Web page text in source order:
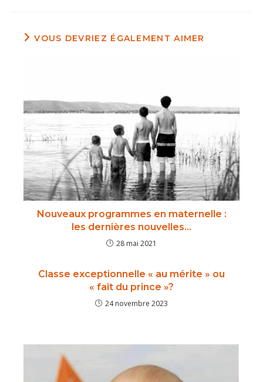
VOUS DEVRIEZ ÉGALEMENT AIMER
Nouveaux programmes en maternelle :
les dernières nouvelles…
28 mai 2021
Classe exceptionnelle « au mérite » ou
« fait du prince »?
24 novembre 2023